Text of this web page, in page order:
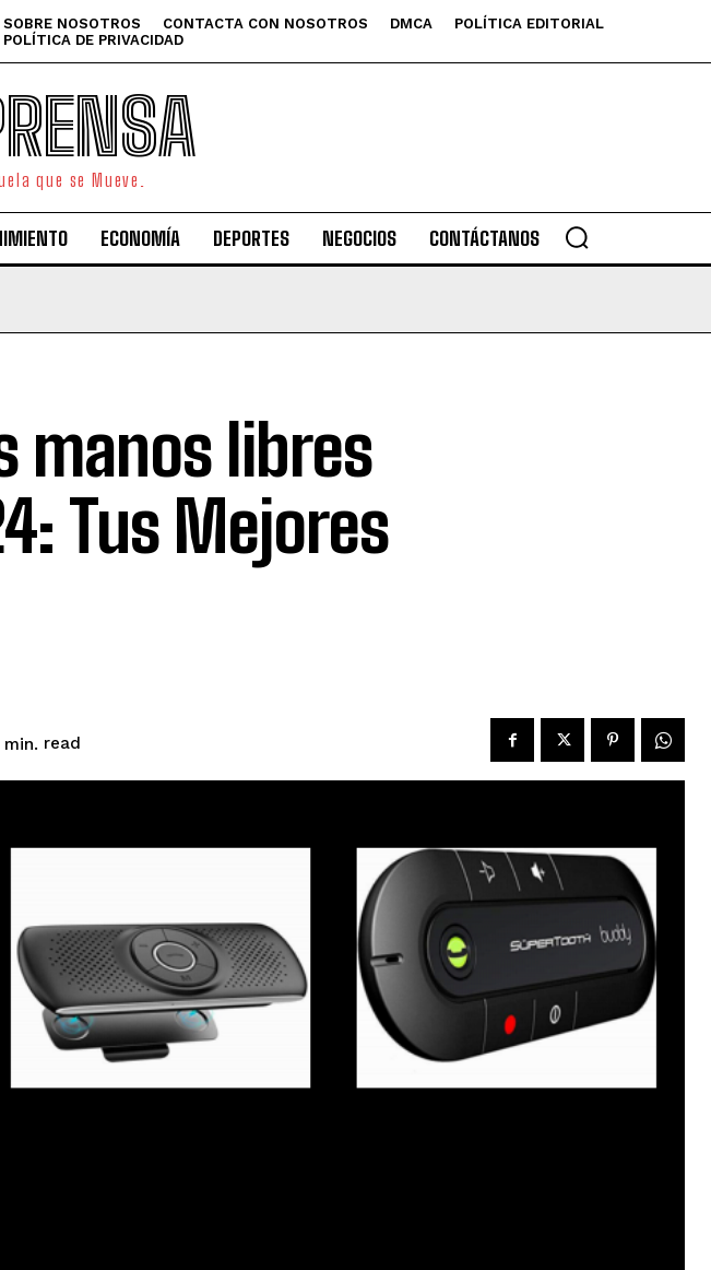
SOBRE NOSOTROS CONTACTA CON NOSOTROS DMCA
POLÍTICA EDITORIAL
POLÍTICA DE PRIVACIDAD
que se Mueve.
ECONOMÍA DEPORTES NEGOCIOS CONTÁCTANOS
manos libres
Tus Mejores
min. read